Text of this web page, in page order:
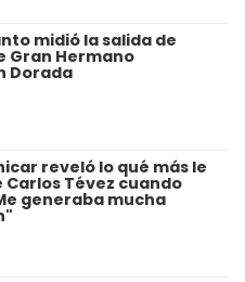
midió la salida de
Gran Hermano
Dorada
reveló lo qué más le
Carlos Tévez cuando
generaba mucha